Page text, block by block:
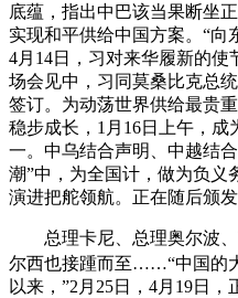
底蕴，指出中巴该当果断坐
实现和平供给中国方案。“向
4月14日，习对来华履新的使
场会见中，习同莫桑比克总
签订。为动荡世界供给最贵
稳步成长，1月16日上午，成
一。中乌结合声明、中越结
潮”中，为全国计，做为负义
演进把舵领航。正在随后颁发
总理卡尼、总理奥尔波、
尔西也接踵而至……“中国的
以来，”2月25日，4月19日，